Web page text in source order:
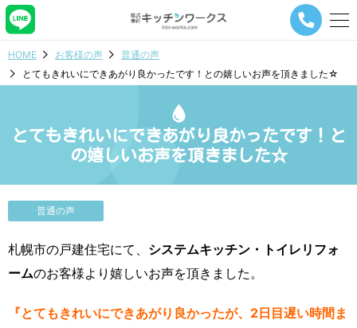
メ
ナ
シ
ボ
HOME お客様の声
普通の声
とてもきれいにできあがり良かったです！との嬉しいお声を頂きました☆
とてもきれいにできあがり良かったです！と
の嬉しいお声を頂きました☆
普通の声
札幌市の戸建住宅にて、 システムキッチン・トイレリフォ
ームのお客様より嬉しいお声を頂きました。
『とてもきれいにできあがり良かったが、2日目遅い時間ま